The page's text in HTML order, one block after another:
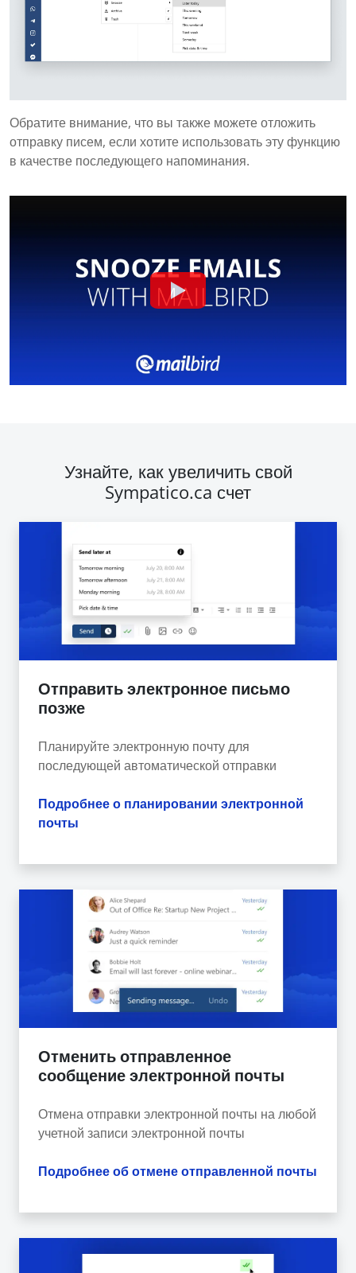
Обратите внимание, что вы также можете отложить
отправку писем, если хотите использовать эту функцию
в качестве последующего напоминания.
Узнайте, как увеличить свой
Sympatico.ca счет
Отправить электронное письмо
позже
Планируйте электронную почту для
последующей автоматической отправки
Подробнее о планировании электронной
почты
Отменить отправленное
сообщение электронной почты
Отмена отправки электронной почты на любой
учетной записи электронной почты
Подробнее об отмене отправленной почты